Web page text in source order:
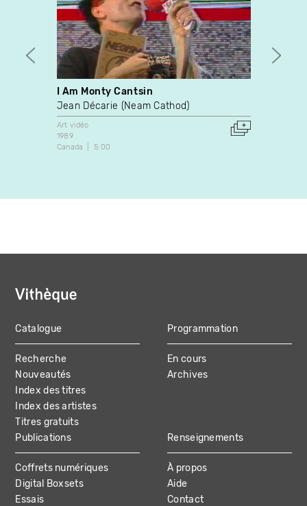
I Am Monty Cantsin
Jean Décarie (Neam Cathod)
Art vidéo
1989
Canada
5:00
MAIN
NAVIGATION
Catalogue
Recherche
Nouveautés
Index des titres
Index des artistes
Titres gratuits
Programmation
En cours
Archives
Publications
Coffrets numériques
Digital Boxsets
Essais
Renseignements
À propos
Aide
Contact